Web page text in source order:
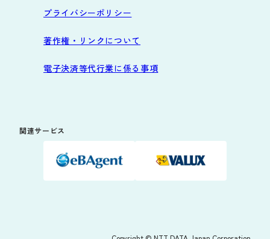
プライバシーポリシー
著作権・リンクについて
電子決済等代行業に係る事項
関連サービス